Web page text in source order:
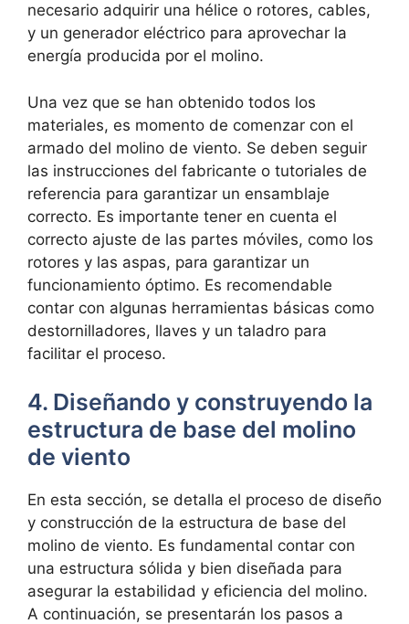
necesario adquirir una hélice o rotores, cables,
y un generador eléctrico para aprovechar la
energía producida por el molino.
Una vez que se han obtenido todos los
materiales, es momento de comenzar con el
armado del molino de viento. Se deben seguir
las instrucciones del fabricante o tutoriales de
referencia para garantizar un ensamblaje
correcto. Es importante tener en cuenta el
correcto ajuste de las partes móviles, como los
rotores y las aspas, para garantizar un
funcionamiento óptimo. Es recomendable
contar con algunas herramientas básicas como
destornilladores, llaves y un taladro para
facilitar el proceso.
4. Diseñando y construyendo la
estructura de base del molino
de viento
En esta sección, se detalla el proceso de diseño
y construcción de la estructura de base del
molino de viento. Es fundamental contar con
una estructura sólida y bien diseñada para
asegurar la estabilidad y eficiencia del molino.
A continuación, se presentarán los pasos a